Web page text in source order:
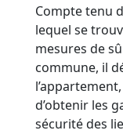
Compte tenu
lequel se
mesures de
commune, il
d’obtenir les
sécurité des